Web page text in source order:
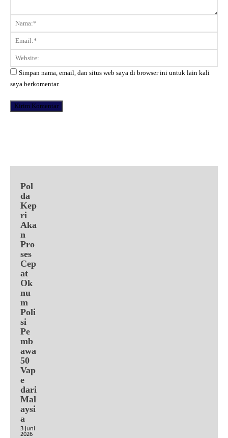
Komentar:
Simpan nama, email, dan situs web saya di browser ini untuk lain kali
saya berkomentar.
Pol
da
Kep
ri
Aka
n
Pro
ses
Cep
at
Ok
nu
m
Poli
si
Pe
mb
awa
50
Vap
e
dari
Mal
aysi
a
3 Juni
2026